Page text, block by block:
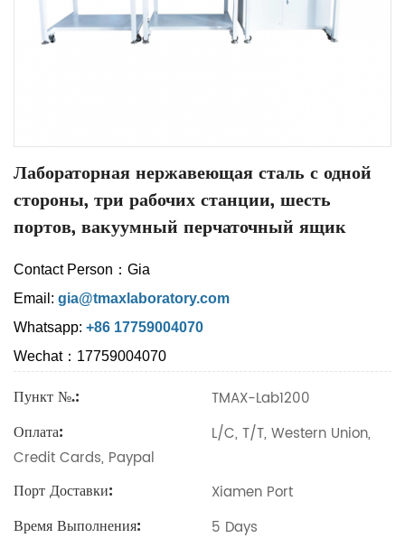
Лабораторная нержавеющая сталь с одной
стороны, три рабочих станции, шесть
портов, вакуумный перчаточный ящик
Contact Person：Gia
Email: gia@tmaxlaboratory.com
Whatsapp: +86 17759004070
Wechat：17759004070
Пункт №.: TMAX-Lab1200
Оплата:
L/C, T/T, Western Union,
Credit Cards, Paypal
Порт Доставки: Xiamen Port
Время Выполнения: 5 Days